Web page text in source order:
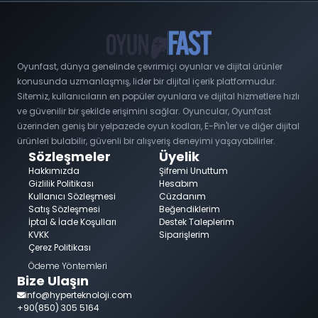
Oyunfast, dünya genelinde çevrimiçi oyunlar ve dijital ürünler
konusunda uzmanlaşmış, lider bir dijital içerik platformudur.
Sitemiz, kullanıcıların en popüler oyunlara ve dijital hizmetlere hızlı
ve güvenilir bir şekilde erişimini sağlar. Oyuncular, Oyunfast
üzerinden geniş bir yelpazede oyun kodları, E-Pin'ler ve diğer dijital
ürünleri bulabilir, güvenli bir alışveriş deneyimi yaşayabilirler.
Sözleşmeler
Hakkımızda
Gizlilik Politikası
Kullanıcı Sözleşmesi
Satış Sözleşmesi
İptal & İade Koşulları
KVKK
Çerez Politikası
Ödeme Yöntemleri
Üyelik
Şifremi Unuttum
Hesabım
Cüzdanım
Beğendiklerim
Destek Taleplerim
Siparişlerim
Bize Ulaşın
info@hyperteknoloji.com
+90(850) 305 5164